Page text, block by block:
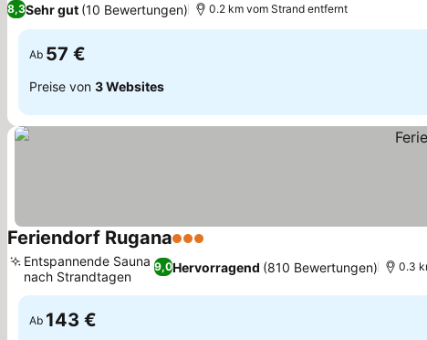
8,3Sehr gut (10 Bewertungen) 0.2 km vom Strand entfernt
Ab 57 €
Preise von 3 Websites
Feriendorf Rugana3 Sterne
9,0Hervorragend (810 Bewertungen)
Entspannende Sauna
nach Strandtagen
0.3
Ab 143 €